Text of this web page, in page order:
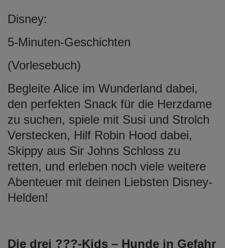
Disney:
5-Minuten-Geschichten
(Vorlesebuch)
Begleite Alice im Wunderland dabei,
den perfekten Snack für die Herzdame
zu suchen, spiele mit Susi und Strolch
Verstecken, Hilf Robin Hood dabei,
Skippy aus Sir Johns Schloss zu
retten, und erleben noch viele weitere
Abenteuer mit deinen Liebsten Disney-
Helden!
Die drei ???-Kids – Hunde in Gefahr